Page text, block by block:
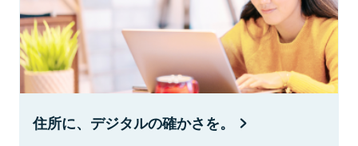
住所に、デジタルの確かさを。